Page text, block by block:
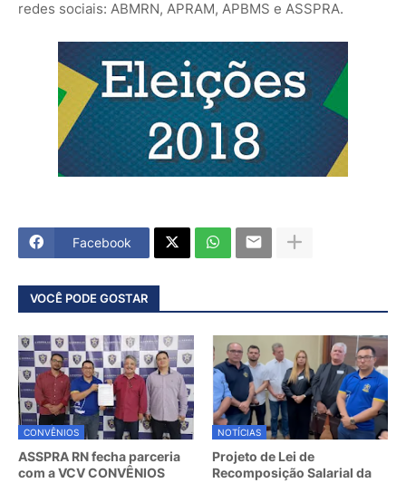
redes sociais: ABMRN, APRAM, APBMS e ASSPRA.
Facebook
VOCÊ PODE GOSTAR
CONVÊNIOS
ASSPRA RN fecha parceria
com a VCV CONVÊNIOS
NOTÍCIAS
Projeto de Lei de
Recomposição Salarial da